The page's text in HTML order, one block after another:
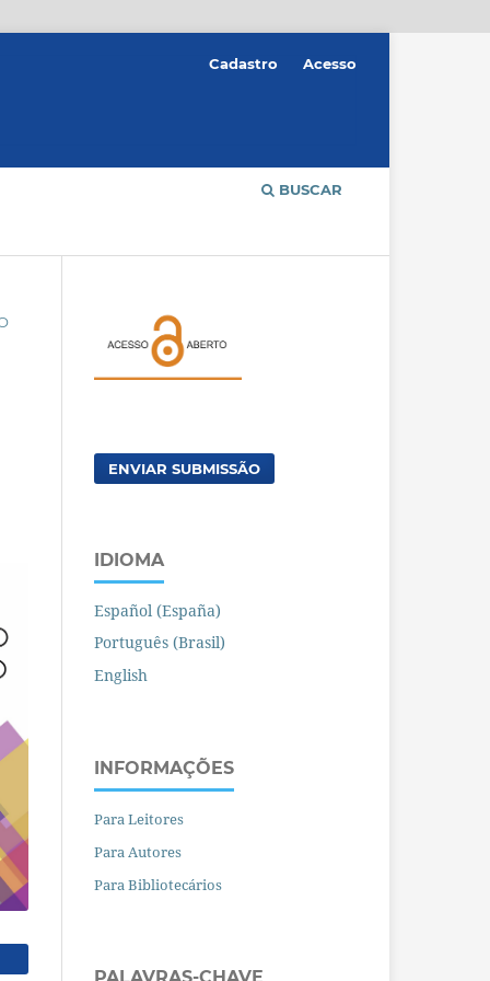
BUSCAR
Cadastro Acesso
ENVIAR SUBMISSÃO
IDIOMA
Español (España)
Português (Brasil)
English
INFORMAÇÕES
Para Leitores
Para Autores
Para Bibliotecários